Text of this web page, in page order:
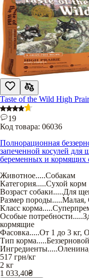
Taste of the Wild High
19
Код товара: 06036
Полнорационная
запеченной косулей для
беременных и кормящих
Животное.....Собакам
Категория.....Сухой корм
Возраст собаки.....Для
Размер породы.....Малая,
Класс корма.....
Особые потребности.....
кормящие
Фасовка.....От 1 до 3 кг,
Тип корма.....Беззерновой
Ингредиенты.....Оленина
517 грн/кг
2 кг
1 033,40₴